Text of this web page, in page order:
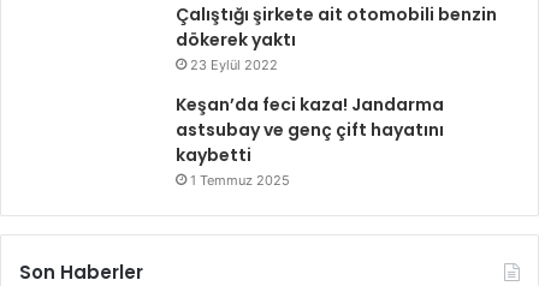
Çalıştığı şirkete ait otomobili benzin
dökerek yaktı
23 Eylül 2022
Keşan’da feci kaza! Jandarma
astsubay ve genç çift hayatını
kaybetti
1 Temmuz 2025
Son Haberler